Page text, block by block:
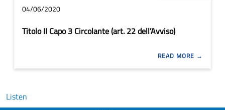
04/06/2020
Titolo II Capo 3 Circolante (art. 22 dell’Avviso)
READ MORE
Listen